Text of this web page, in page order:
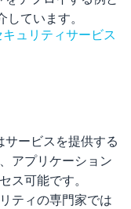
ています。
ュリティサービス
サービスを提供する
アプリケーション
ス可能です。
ティの専門家では